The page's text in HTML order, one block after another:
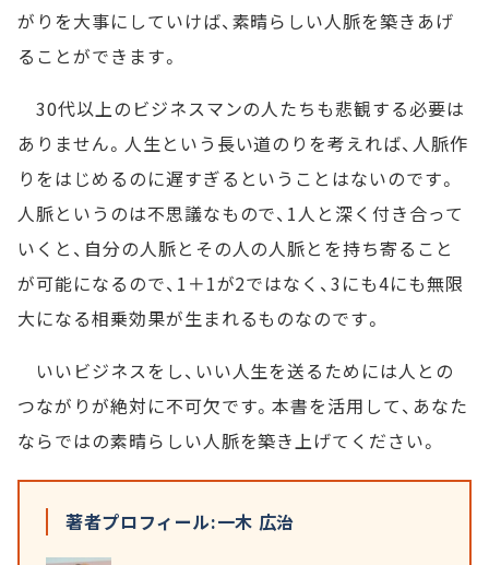
がりを大事にしていけば、素晴らしい人脈を築きあげ
ることができます。
30代以上のビジネスマンの人たちも悲観する必要は
ありません。人生という長い道のりを考えれば、人脈作
りをはじめるのに遅すぎるということはないのです。
人脈というのは不思議なもので、1人と深く付き合って
いくと、自分の人脈とその人の人脈とを持ち寄ること
が可能になるので、1＋1が2ではなく、3にも4にも無限
大になる相乗効果が生まれるものなのです。
いいビジネスをし、いい人生を送るためには人との
つながりが絶対に不可欠です。本書を活用して、あなた
ならではの素晴らしい人脈を築き上げてください。
著者プロフィール:一木 広治